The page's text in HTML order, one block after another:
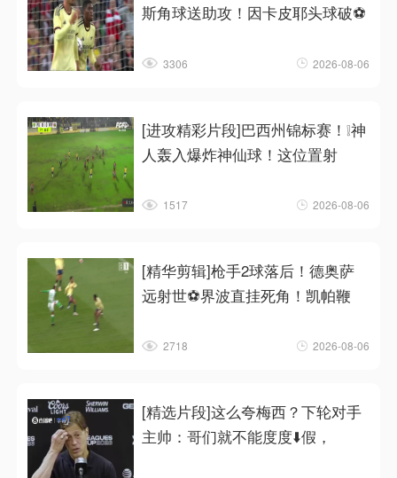
斯角球送助攻！因卡皮耶头球破⚽
3306 2026-08-06
[进攻精彩片段]巴西州锦标赛！❕神
人轰入爆炸神仙球！这位置射
1517 2026-08-06
[精华剪辑]枪手2球落后！德奥萨
远射世⚽界波直挂死角！凯帕鞭
2718 2026-08-06
[精选片段]这么夸梅西？下轮对手
主帅：哥们就不能度度⬇️假，